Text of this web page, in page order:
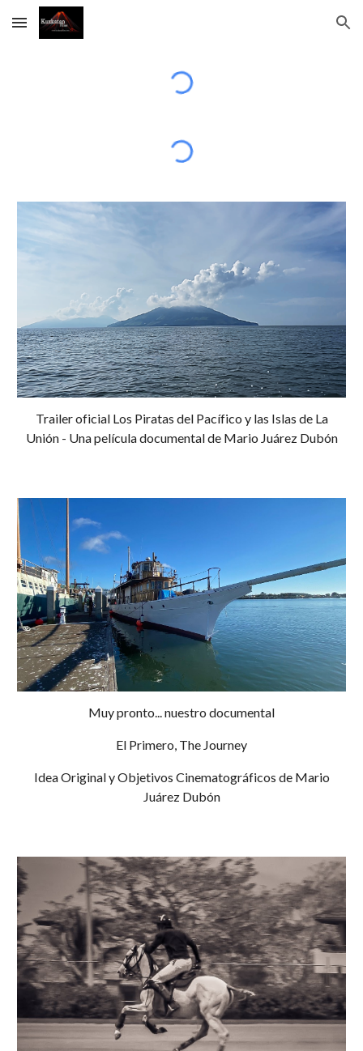
Skip to main content Skip to navigation
Trailer oficial Los Piratas del Pacífico y las Islas de La
Unión - Una película documental de Mario Juárez Dubón
Muy pronto... nuestro documental
El Primero, The Journey
Idea Original y Objetivos Cinematográficos de Mario
Juárez Dubón